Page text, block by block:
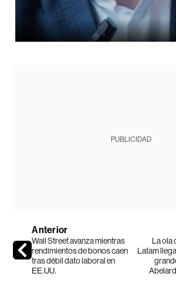
PUBLICIDAD
Anterior
Wall Street avanza mientras
rendimientos de bonos caen
tras débil dato laboral en
EE.UU.
La ola
Latam